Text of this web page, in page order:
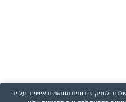
ולספק שירותים מותאמים אישית. על ידי